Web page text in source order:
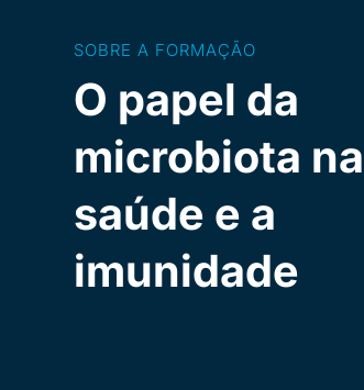
SOBRE A FORMAÇÃO
O papel da
microbiota na
saúde e a
imunidade